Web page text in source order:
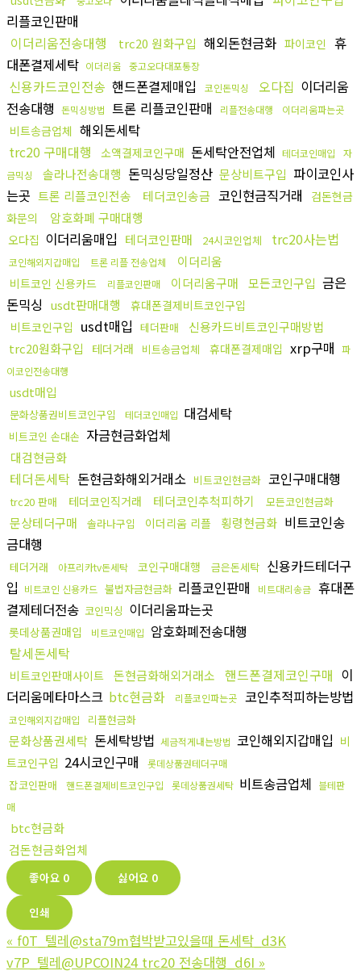
리플코인판매
이더리움전송대행
trc20 원화구입 해외돈현금화 파이코인 휴
대폰결제세탁 이더리움 중고오다대포통장
신용카드코인전송 핸드폰결제매입 코인돈믹싱 오다집 이더리움
전송대행 돈믹싱방법 트론 리플코인판매 리플전송대행 이더리움파는곳
비트송금업체 해외돈세탁
trc20 구매대행
소액결제코인구매 돈세탁안전업체 테더코인매입
자
금믹싱
솔라나전송대행 돈믹싱당일정산 문상비트구입 파이코인사
는곳 트론 리플코인전송 테더코인송금 코인현금직거래
검돈현금
화문의
암호화폐 구매대행
오다집 이더리움매입 테더코인판매 24시코인업체 trc20사는법
코인해외지갑매입 트론 리플 전송업체 이더리움
비트코인 신용카드 리플코인판매 이더리움구매 모든코인구입 금은
돈믹싱 usdt판매대행
휴대폰결제비트코인구입
비트코인구입 usdt매입 테더판매
신용카드비트코인구매방법
trc20원화구입
테더거래 비트송금업체 휴대폰결제매입 xrp구매 파
이코인전송대행
usdt매입
문화상품권비트코인구입 테더코인매입 대검세탁
비트코인 손대손 자금현금화업체
대검현금화
테더돈세탁 돈현금화해외거래소 비트코인현금화 코인구매대행
trc20 판매 테더코인직거래 테더코인추척피하기 모든코인현금화
문상테더구매 솔라나구입 이더리움 리플 횡령현금화 비트코인송
금대행
테더거래 아프리카tv돈세탁 코인구매대행 금은돈세탁 신용카드테더구
입 비트코인 신용카드 불법자금현금화 리플코인판매 비트대리송금 휴대폰
결제테더전송 코인믹싱 이더리움파는곳
롯데상품권매입 비트코인매입 암호화폐전송대행
탈세돈세탁
비트코인판매사이트 돈현금화해외거래소 핸드폰결제코인구매 이
더리움메타마스크 btc현금화 리플코인파는곳 코인추적피하는방법
코인해외지갑매입 리플현금화
문화상품권세탁 돈세탁방법 세금적게내는방법 코인해외지갑매입 비
트코인구입 24시코인구매 롯데상품권테더구매
잡코인판매 핸드폰결제비트코인구입 롯데상품권세탁 비트송금업체 블테판
매
btc현금화
검돈현금화업체
좋아요 0 싫어요 0
인쇄
« f0T_텔레@sta79m협박받고있을때 돈세탁_d3K
v7P_텔레@UPCOIN24 trc20 전송대행_d6I »